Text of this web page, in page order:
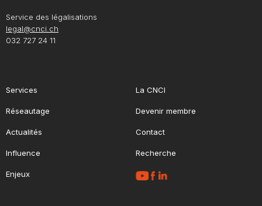
Service des légalisations
legal@cnci.ch
032 727 24 11
Services
Réseautage
Actualités
Influence
Enjeux
La CNCI
Devenir membre
Contact
Recherche